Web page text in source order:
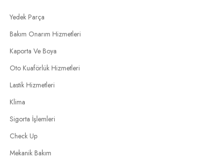
Yedek Parça
Bakım Onarım Hizmetleri
Kaporta Ve Boya
Oto Kuaförlük Hizmetleri
Lastik Hizmetleri
Klima
Sigorta İşlemleri
Check Up
Mekanik Bakım